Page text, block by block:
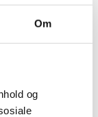
Om
og
LO
1.